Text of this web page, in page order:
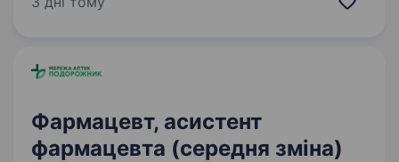
Фармацевт, асистент
фармацевта (середня зміна)